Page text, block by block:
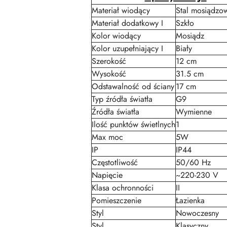
Materiał wiodący
Stal
Materiał dodatkowy I
Szkło
Kolor wiodący
Mosiądz
Kolor uzupełniający I
Biały
Szerokość
12 cm
Wysokość
31.5 cm
Odstawalność od ściany17 cm
Typ źródła światła
G9
Źródła światła
Wymienne
Ilość punktów świetlnych1
Max moc
5W
IP
IP44
Częstotliwość
50/60 Hz
Napięcie
~220-230 V
Klasa ochronności
II
Pomieszczenie
Łazienka
Styl
Nowoczesny